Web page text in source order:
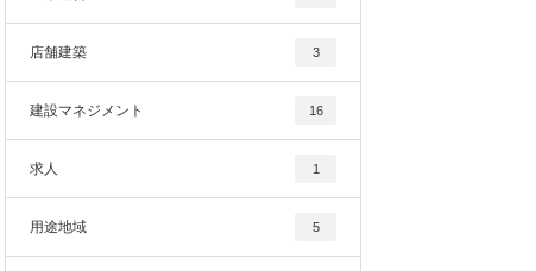
店舗建築 3
建設マネジメント 16
求人 1
用途地域 5